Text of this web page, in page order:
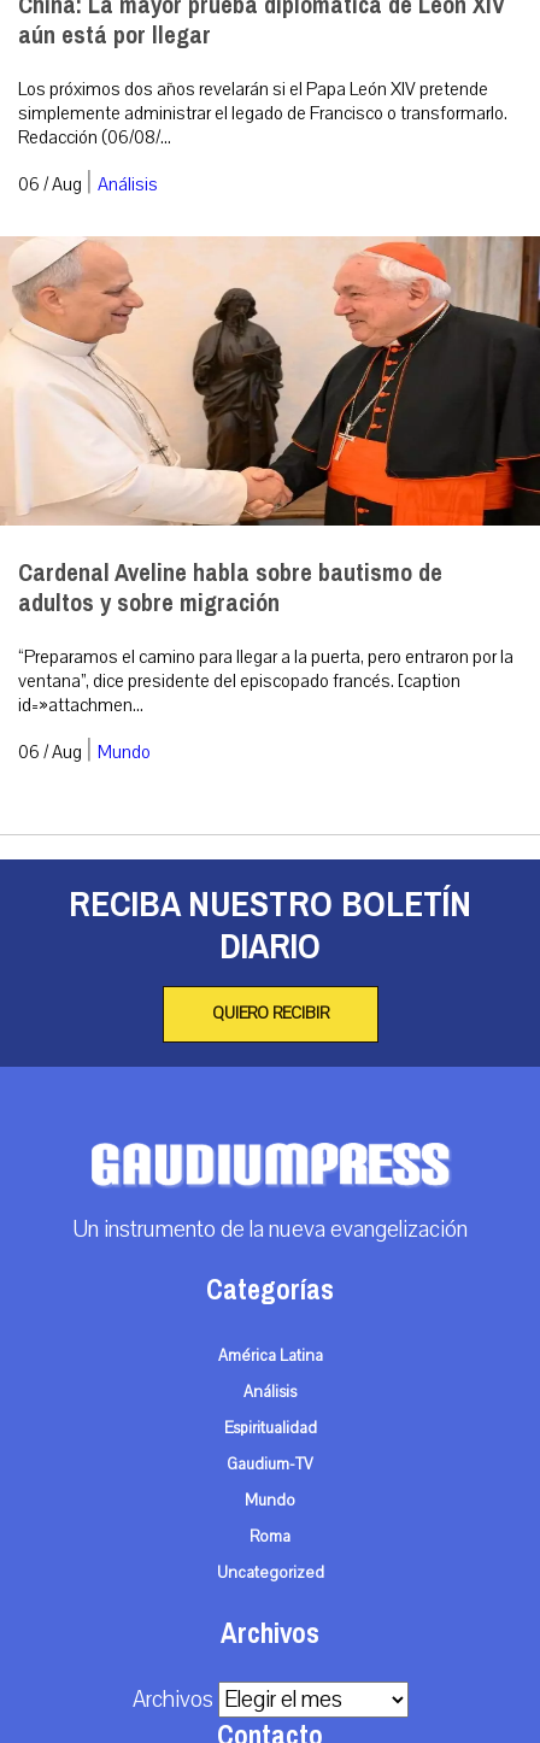
aún está por llegar
Los próximos dos años revelarán si el Papa León XIV pretende
simplemente administrar el legado de Francisco o transformarlo.
Redacción (06/08/...
06 / Aug | Análisis
Cardenal Aveline habla sobre bautismo de
adultos y sobre migración
“Preparamos el camino para llegar a la puerta, pero entraron por la
ventana”, dice presidente del episcopado francés. [caption
id=»attachmen...
06 / Aug | Mundo
RECIBA NUESTRO BOLETÍN
DIARIO
QUIERO RECIBIR
Un instrumento de la nueva evangelización
Categorías
América Latina
Análisis
Espiritualidad
Gaudium-TV
Mundo
Roma
Uncategorized
Archivos
Archivos